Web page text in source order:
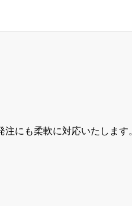
にも柔軟に対応いたします。